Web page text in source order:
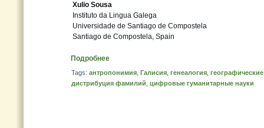
Xulio Sousa
Instituto da Lingua Galega
Universidade de Santiago de Compostela
Santiago de Compostela, Spain
Подробнее
Tags: антропонимия Галисия генеалогия
дистрибуция фамилий цифровые гуманитарные науки